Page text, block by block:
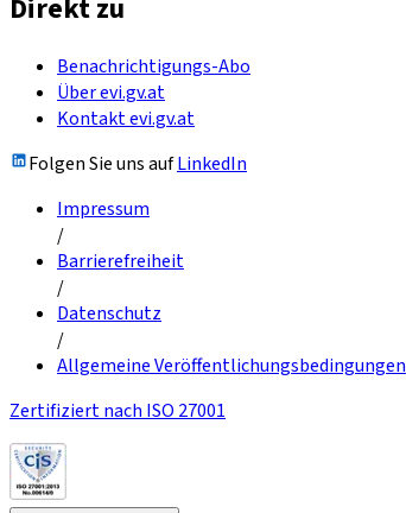
Direkt zu
Benachrichtigungs-Abo
Über evi.gv.at
Kontakt evi.gv.at
Folgen Sie uns aufLinkedIn
Impressum
/
Barrierefreiheit
/
Datenschutz
/
Allgemeine Veröffentlichungsbedingungen
Zertifiziert nach ISO 27001